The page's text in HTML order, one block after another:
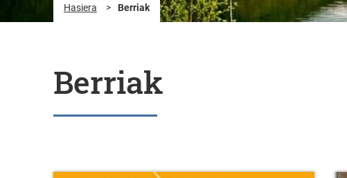
Hasiera > Berriak
Berriak